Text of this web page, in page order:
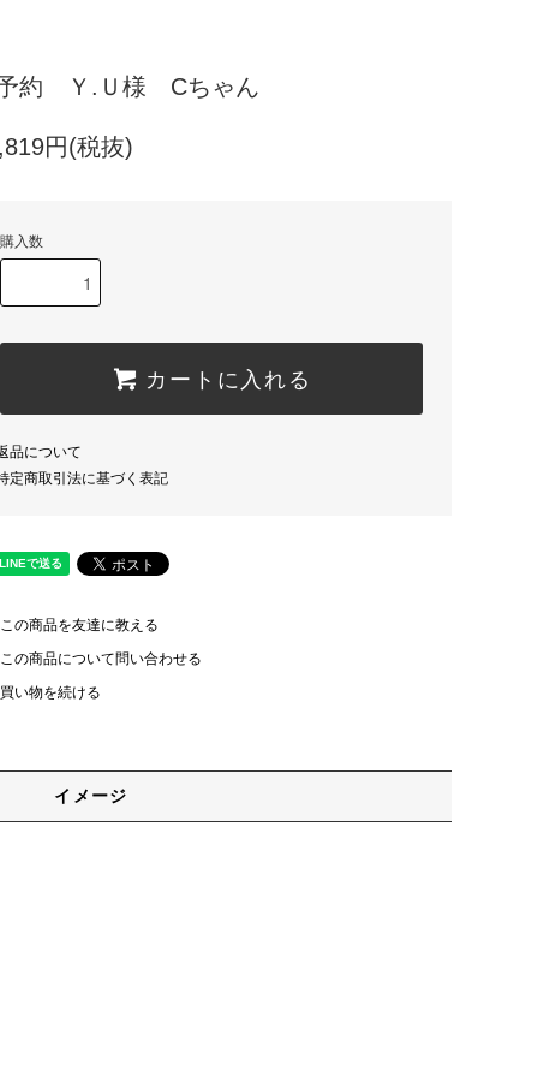
約 Ｙ.Ｕ様 Cちゃん
円(税抜)
購入数
カートに入れる
品について
定商取引法に基づく表記
この商品を友達に教える
この商品について問い合わせる
買い物を続ける
イメージ